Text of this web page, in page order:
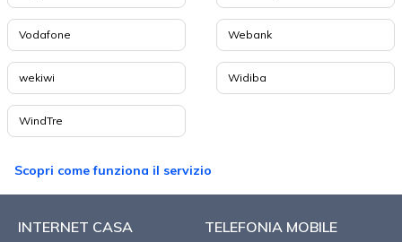
Vodafone Webank
wekiwi Widiba
WindTre
Scopri come funziona il servizio
INTERNET CASA TELEFONIA MOBILE